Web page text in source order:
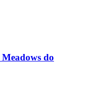
do